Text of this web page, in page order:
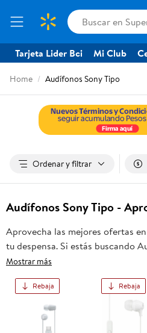
Tarjeta Lider Bci Mi Club
Home Audífonos Sony Tipo
Ordenar y filtrar
Audífonos Sony Tipo -
Aprovecha las mejores ofertas
tu despensa. Si estás buscando
frescas, carnes, pan o productos
despacho a domicilio o retiro en
oportunidad sea realmente
Mostrar más
Rebaja Rebaja